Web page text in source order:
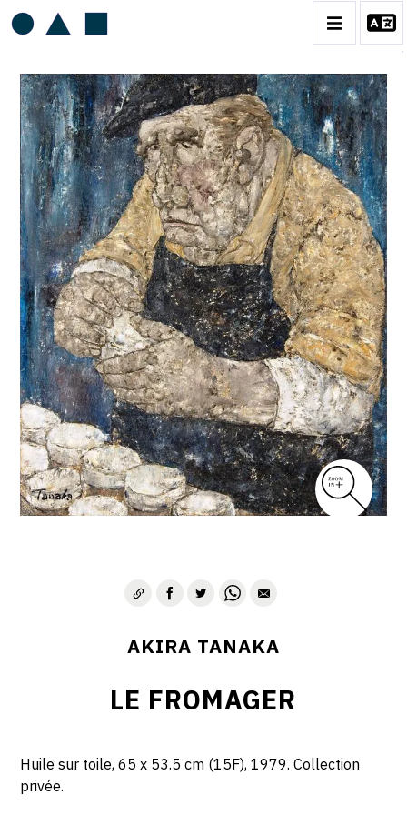
AKIRA TANAKA
BIOGRAPHIE
CATALOGUE DES OEUVRES
CONTACT
AKIRA TANAKA
LE FROMAGER
Huile sur toile, 65 x 53.5 cm (15F), 1979. Collection
privée.